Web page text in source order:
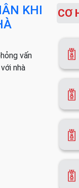
KHI
vấn
nhà
CƠ